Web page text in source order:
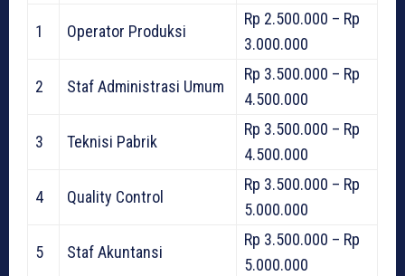
1 Operator Produksi
Rp 2.500.000 – Rp
3.000.000
2 Staf Administrasi Umum
Rp 3.500.000 – Rp
4.500.000
3 Teknisi Pabrik
Rp 3.500.000 – Rp
4.500.000
4 Quality Control
Rp 3.500.000 – Rp
5.000.000
5 Staf Akuntansi
Rp 3.500.000 – Rp
5.000.000